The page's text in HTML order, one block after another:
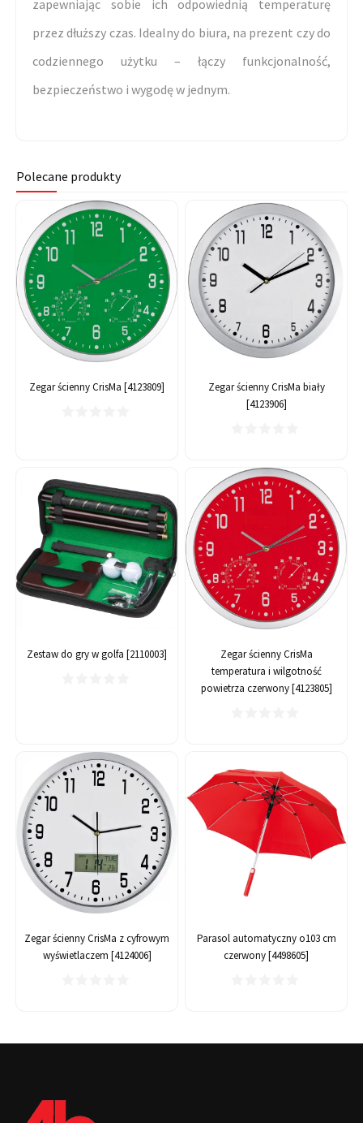
zapewniając sobie ich odpowiednią temperaturę
przez dłuższy czas. Idealny do biura, na prezent czy do
codziennego użytku – łączy funkcjonalność,
bezpieczeństwo i wygodę w jednym.
Polecane produkty
Zegar ścienny CrisMa [4123809]
Zegar ścienny CrisMa biały
[4123906]
Zestaw do gry w golfa [2110003]
Zegar ścienny CrisMa
temperatura i wilgotność
powietrza czerwony [4123805]
Zegar ścienny CrisMa z cyfrowym
wyświetlaczem [4124006]
Parasol automatyczny o103 cm
czerwony [4498605]